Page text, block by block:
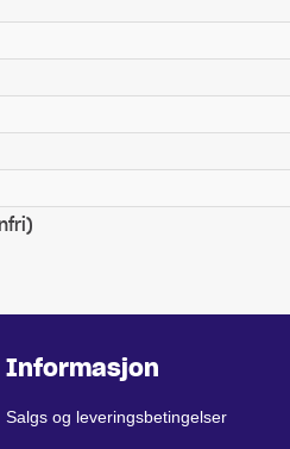
Informasjon
Salgs og leveringsbetingelser